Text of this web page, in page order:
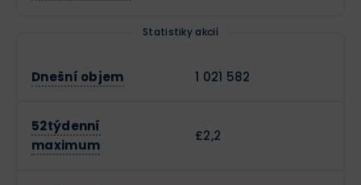
Statistiky akcií
Dnešní objem 1 021 582
52týdenní
maximum
£2,2